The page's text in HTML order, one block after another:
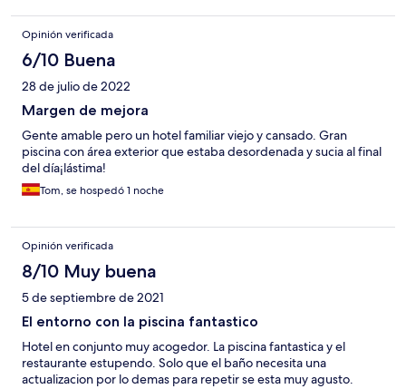
Opinión verificada
6/10 Buena
28 de julio de 2022
Margen de mejora
Gente amable pero un hotel familiar viejo y cansado. Gran
piscina con área exterior que estaba desordenada y sucia al final
del día¡lástima!
Tom, se hospedó 1 noche
Opinión verificada
8/10 Muy buena
5 de septiembre de 2021
El entorno con la piscina fantastico
Hotel en conjunto muy acogedor. La piscina fantastica y el
restaurante estupendo. Solo que el baño necesita una
actualizacion por lo demas para repetir se esta muy agusto.